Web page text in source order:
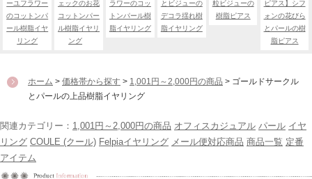
ーユフラワー
のコットンパ
ール樹脂イヤ
リング
ェックのお花
コットンパー
ル樹脂イヤリ
ング
ラワーのコッ
トンパール樹
脂イヤリング
とビジューの
デコラ揺れ樹
脂イヤリング
粒ビジューの
樹脂ピアス
ピアス】シフ
ォンの花びら
とパールの樹
脂ピアス
ホーム > 価格帯から探す > 1,001円～2,000円の商品 > ゴールドサークル
とパールの上品樹脂イヤリング
関連カテゴリー： 1,001円～2,000円の商品 オフィスカジュアル パール イヤ
リング COULE (クール) Felpiaイヤリング メール便対応商品 商品一覧 定番
アイテム